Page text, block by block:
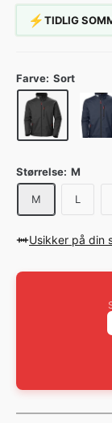
⚡TIDLIG
Farve: Sort
Størrelse: M
M L
Usikker på din